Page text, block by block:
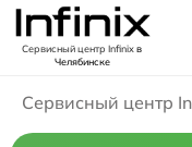
Сервисный центр Infinixв
Челябинске
Сервисный центр